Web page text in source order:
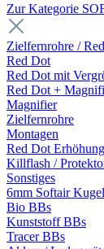
Zur Kategorie
Zielfernrohre /
Red Dot
Red Dot mit
Red Dot +
Magnifier
Zielfernrohre
Montagen
Red Dot
Killflash /
Sonstiges
6mm Softair
Bio BBs
Kunststoff BBs
Tracer BBs